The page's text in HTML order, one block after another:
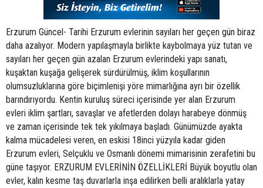
Erzurum Güncel- Tarihi Erzurum evlerinin sayıları her geçen gün biraz
daha azalıyor. Modern yapılaşmayla birlikte kaybolmaya yüz tutan ve
sayıları her geçen gün azalan Erzurum evlerindeki yapı sanatı,
kuşaktan kuşağa gelişerek sürdürülmüş, iklim koşullarının
olumsuzluklarına göre biçimlenişi yöre mimarlığına ayrı bir özellik
barındırıyordu. Kentin kuruluş süreci içerisinde yer alan Erzurum
evleri iklim şartları, savaşlar ve afetlerden dolayı harabeye dönmüş
ve zaman içerisinde tek tek yıkılmaya başladı. Günümüzde ayakta
kalma mücadelesi veren, en eskisi 18inci yüzyıla kadar giden
Erzurum evleri, Selçuklu ve Osmanlı dönemi mimarisinin zerafetini bu
güne taşıyor. ERZURUM EVLERİNİN ÖZELLİKLERİ Büyük boyutlu olan
evler, kalın kesme taş duvarlarla inşa edilirken belli aralıklarla yatay